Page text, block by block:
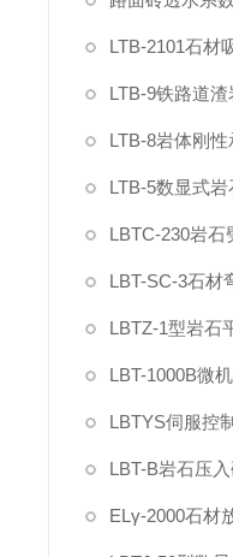
LTB-2101石材
LBT-SC-3石材
LBTZ-1型岩石
LBT-B岩石压